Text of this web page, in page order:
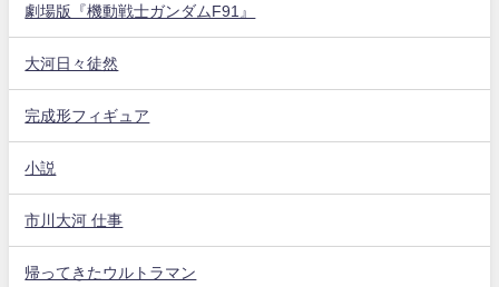
劇場版『機動戦士ガンダムF91』
大河日々徒然
完成形フィギュア
小説
市川大河 仕事
帰ってきたウルトラマン